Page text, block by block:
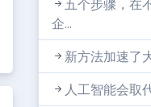
五个步骤，在
企...
新方法加速了
人工智能会取